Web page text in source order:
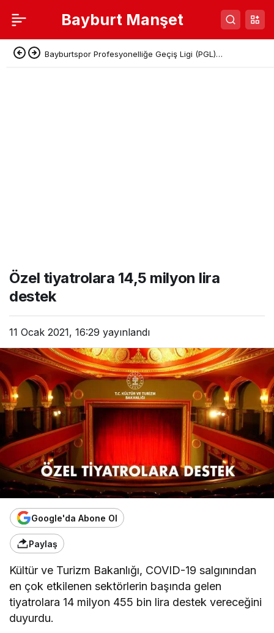
Bayburt Manşet
Bayburtspor Profesyonelliğe Geçiş Ligi (PGL)
Özel tiyatrolara 14,5 milyon lira
destek
11 Ocak 2021, 16:29 yayınlandı
Google'da Abone Ol
Paylaş
Kültür ve Turizm Bakanlığı, COVID-19 salgınından
en çok etkilenen sektörlerin başında gelen
tiyatrolara 14 milyon 455 bin lira destek vereceğini
duyurdu.